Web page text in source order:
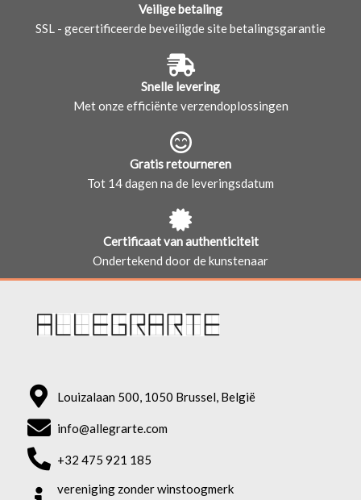
Veilige betaling
SSL - gecertificeerde beveiligde site betalingsgarantie
Snelle levering
Met onze efficiënte verzendoplossingen
Gratis retourneren
Tot 14 dagen na de leveringsdatum
Certificaat van authenticiteit
Ondertekend door de kunstenaar
Louizalaan 500, 1050 Brussel, België
info@allegrarte.com
+32 475 921 185
vereniging zonder winstoogmerk